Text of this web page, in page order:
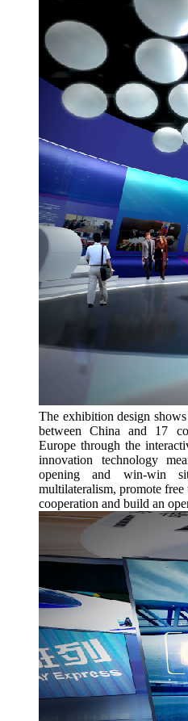
The exhibition design
between China and 17
Europe through the
innovation technology
opening and win-win
multilateralism, promote
cooperation and build an